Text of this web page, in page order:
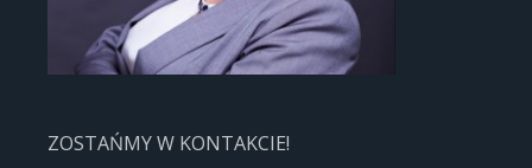
ZOSTAŃMY W KONTAKCIE!